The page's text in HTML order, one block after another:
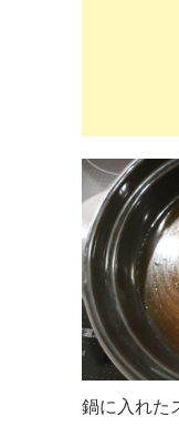
鍋に入れた